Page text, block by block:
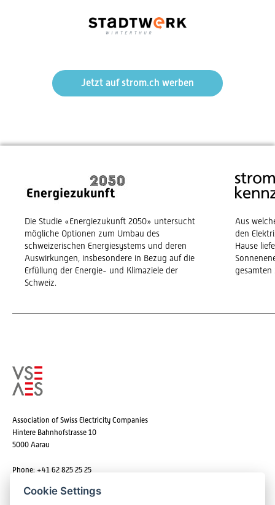
Jetzt auf strom.ch werben
Die Studie «Energiezukunft 2050» untersucht
mögliche Optionen zum Umbau des
schweizerischen Energiesystems und deren
Auswirkungen, insbesondere in Bezug auf die
Erfüllung der Energie- und Klimaziele der
Schweiz.
Aus
den
Hause
gesamten
Association of Swiss Electricity Companies
Hintere Bahnhofstrasse 10
5000 Aarau
Phone: +41 62 825 25 25
Cookie Settings